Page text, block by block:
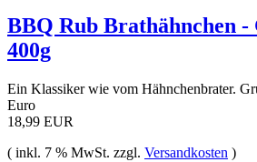
BBQ Rub Brathähnchen -
400g
Ein Klassiker wie vom Hähnchenbrater.
Euro
18,99 EUR
( inkl. 7 % MwSt. zzgl. Versandkosten )